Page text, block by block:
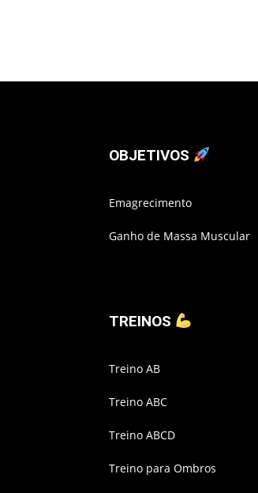
OBJETIVOS
Emagrecimento
Ganho de Massa Muscular
TREINOS
Treino AB
Treino ABC
Treino ABCD
Treino para Ombros